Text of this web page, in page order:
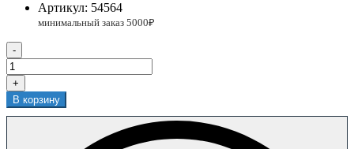
Артикул: 54564
-
+
В корзину